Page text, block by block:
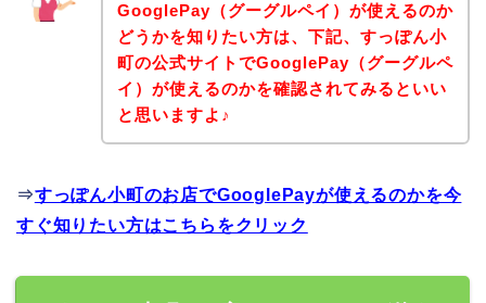
GooglePay（グーグルペイ）が使えるのか
どうかを知りたい方は、下記、すっぽん小
町の公式サイトでGooglePay（グーグルペ
イ）が使えるのかを確認されてみるといい
と思いますよ♪
⇒すっぽん小町のお店でGooglePayが使えるのかを今
すぐ知りたい方はこちらをクリック